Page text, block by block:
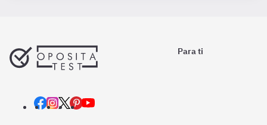
Para ti